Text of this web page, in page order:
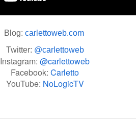
Blog: carlettoweb.com
Twitter: @carlettoweb
Instagram: @carlettoweb
Facebook: Carletto
YouTube: NoLogicTV